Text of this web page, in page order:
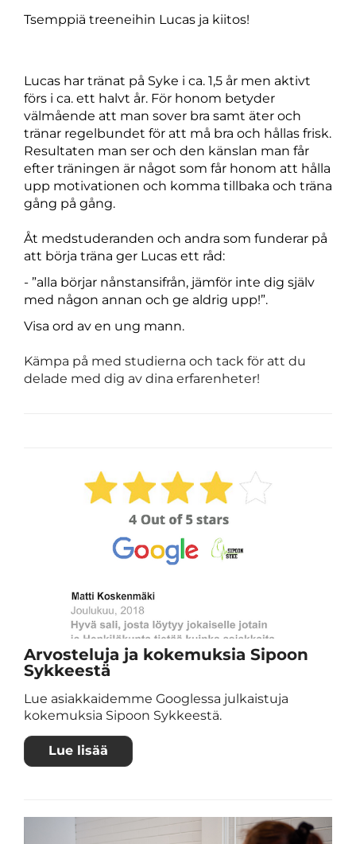
Tsemppiä treeneihin Lucas ja kiitos!
Lucas har tränat på Syke i ca. 1,5 år men aktivt
förs i ca. ett halvt år. För honom betyder
välmående att man sover bra samt äter och
tränar regelbundet för att må bra och hållas frisk.
Resultaten man ser och den känslan man får
efter träningen är något som får honom att hålla
upp motivationen och komma tillbaka och träna
gång på gång.
Åt medstuderanden och andra som funderar på
att börja träna ger Lucas ett råd:
- ”alla börjar nånstansifrån, jämför inte dig själv
med någon annan och ge aldrig upp!”.
Visa ord av en ung mann.
Kämpa på med studierna och tack för att du
delade med dig av dina erfarenheter!
Arvosteluja ja kokemuksia Sipoon
Sykkeestä
Lue asiakkaidemme Googlessa julkaistuja
kokemuksia Sipoon Sykkeestä.
Lue lisää